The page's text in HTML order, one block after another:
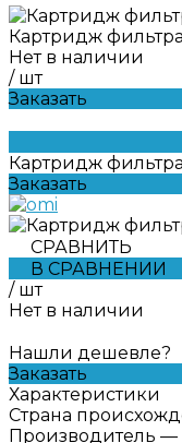
Картридж
Нет в наличии
/ шт
Заказать
Картридж
Заказать
СРАВНИТЬ
В СРАВНЕНИИ
/ шт
Нет в наличии
Нашли дешевле?
Заказать
Характеристики
Страна
Производитель —